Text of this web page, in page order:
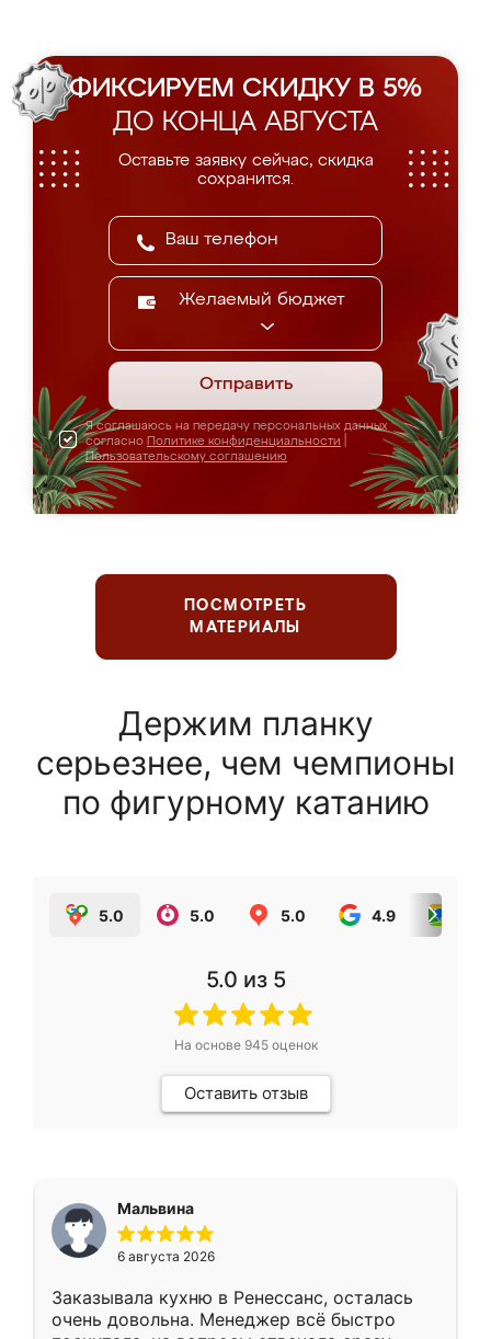
ФИКСИРУЕМ СКИДКУ В 5%
ДО КОНЦА АВГУСТА
Оставьте заявку сейчас, скидка
сохранится.
Желаемый бюджет
Отправить
Я соглашаюсь на передачу персональных данных
согласно Политике конфиденциальности
Пользовательскому соглашению
ПОСМОТРЕТЬ
МАТЕРИАЛЫ
Держим планку
серьезнее, чем чемпионы
по фигурному катанию
5.0 5.0 5.0 4.9
5.0 из 5
На основе 945оценок
Оставить отзыв
Мальвина
6 августа 2026
Заказывала кухню в Ренессанс, осталась
очень довольна. Менеджер всё быстро